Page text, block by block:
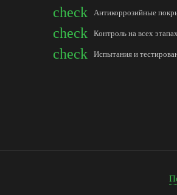
check Антикоррозийные
check Контроль на всех
check Испытания и